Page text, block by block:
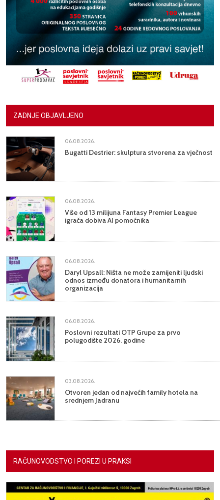
ZADNJE OBJAVLJENO
06.08.2026.
Bugatti Destrier: skulptura stvorena za vječnost
06.08.2026.
Više od 13 milijuna Fantasy Premier League
igrača dobiva AI pomoćnika
06.08.2026.
Daryl Upsall: Ništa ne može zamijeniti ljudski
odnos između donatora i humanitarnih
organizacija
06.08.2026.
Poslovni rezultati OTP Grupe za prvo
polugodište 2026. godine
03.08.2026.
Otvoren jedan od najvećih family hotela na
srednjem Jadranu
RAČUNOVODSTVO I POREZI U PRAKSI